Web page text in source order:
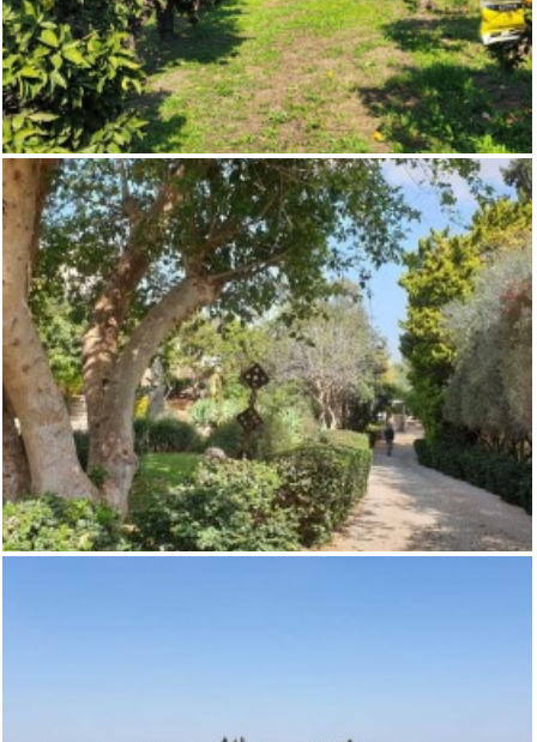
למכירה משק עזר מול נוף פתוח בבני ציון
בני ציון,משקים / נחלות,קו ראשון לים ונכסי יוקרה מיוחדים